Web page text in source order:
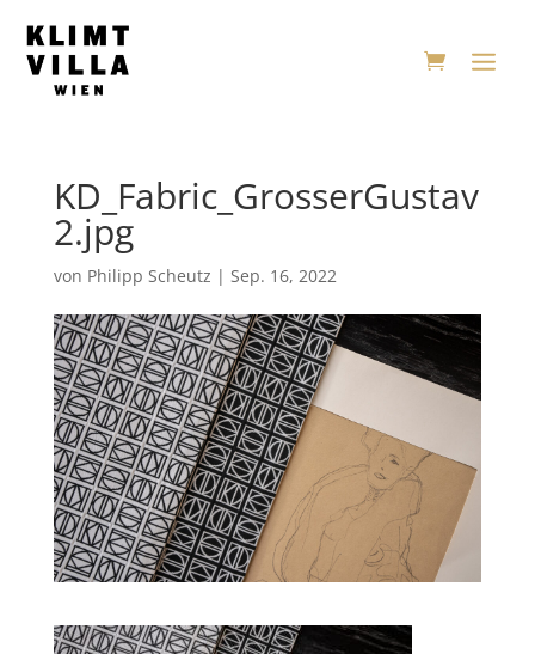
KD_Fabric_GrosserGustav
2.jpg
von Philipp Scheutz | Sep. 16, 2022